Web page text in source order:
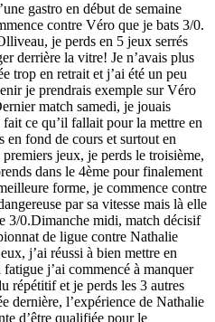
gastro en début de semaine
contre Véro que je bats 3/0.
je perds en 5 jeux serrés
derrière la vitre! Je n’avais plus
trop en retrait et j’ai été un peu
je prendrais exemple sur Véro
match samedi, je jouais
ce qu’il fallait pour la mettre en
en fond de cours et surtout en
jeux, je perds le troisième,
dans le 4ème pour finalement
forme, je commence contre
par sa vitesse mais là elle
3/0.Dimanche midi, match décisif
de ligue contre Nathalie
j’ai réussi à bien mettre en
j’ai commencé à manquer
répétitif et je perds les 3 autres
dernière, l’expérience de Nathalie
d’être qualifiée pour le